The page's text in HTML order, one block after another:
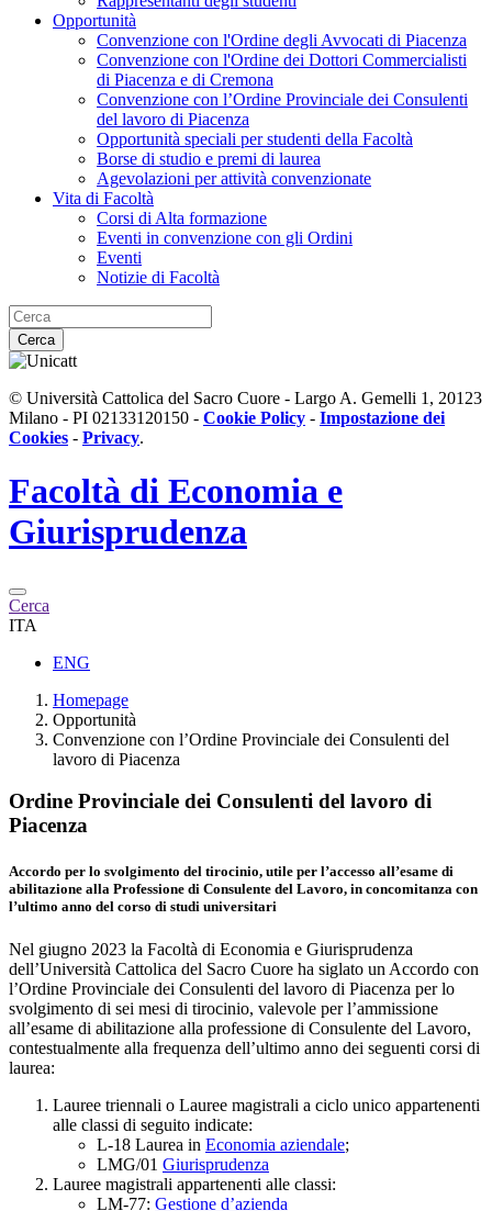
Opportunità
Convenzione con l'Ordine degli Avvocati di Piacenza
Convenzione con l'Ordine dei Dottori Commercialisti
di Piacenza e di Cremona
Convenzione con l’Ordine Provinciale dei Consulenti
del lavoro di Piacenza
Opportunità speciali per studenti della Facoltà
Borse di studio e premi di laurea
Agevolazioni per attività convenzionate
Vita di Facoltà
Corsi di Alta formazione
Eventi in convenzione con gli Ordini
Eventi
Notizie di Facoltà
Cerca
© Università Cattolica del Sacro Cuore - Largo A. Gemelli 1, 20123
Milano - PI 02133120150 - Cookie Policy - Impostazione dei
Cookies - Privacy.
Facoltà di Economia e
Giurisprudenza
Cerca
ITA
ENG
Homepage
Opportunità
Convenzione con l’Ordine Provinciale dei Consulenti del
lavoro di Piacenza
Ordine Provinciale dei Consulenti del lavoro di
Piacenza
Accordo per lo svolgimento del tirocinio, utile per l’accesso all’esame di
abilitazione alla Professione di Consulente del Lavoro, in concomitanza con
l’ultimo anno del corso di studi universitari
Nel giugno 2023 la Facoltà di Economia e Giurisprudenza
dell’Università Cattolica del Sacro Cuore ha siglato un Accordo con
l’Ordine Provinciale dei Consulenti del lavoro di Piacenza per lo
svolgimento di sei mesi di tirocinio, valevole per l’ammissione
all’esame di abilitazione alla professione di Consulente del Lavoro,
contestualmente alla frequenza dell’ultimo anno dei seguenti corsi di
laurea:
Lauree triennali o Lauree magistrali a ciclo unico appartenenti
alle classi di seguito indicate:
L-18 Laurea in Economia aziendale;
LMG/01 Giurisprudenza
Lauree magistrali appartenenti alle classi:
LM-77: Gestione d’azienda